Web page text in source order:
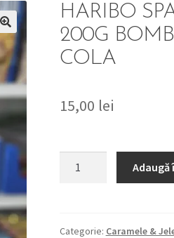
HARIBO
200G
COLA
15,00 lei
HAPPY
Adaugă
Categorie: Caramele &